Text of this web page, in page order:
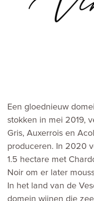
Een gloednieuw
stokken in mei 2019,
Gris, Auxerrois en
produceren. In 2020
1.5 hectare met
Noir om er later
In het land van de
domein wijnen die